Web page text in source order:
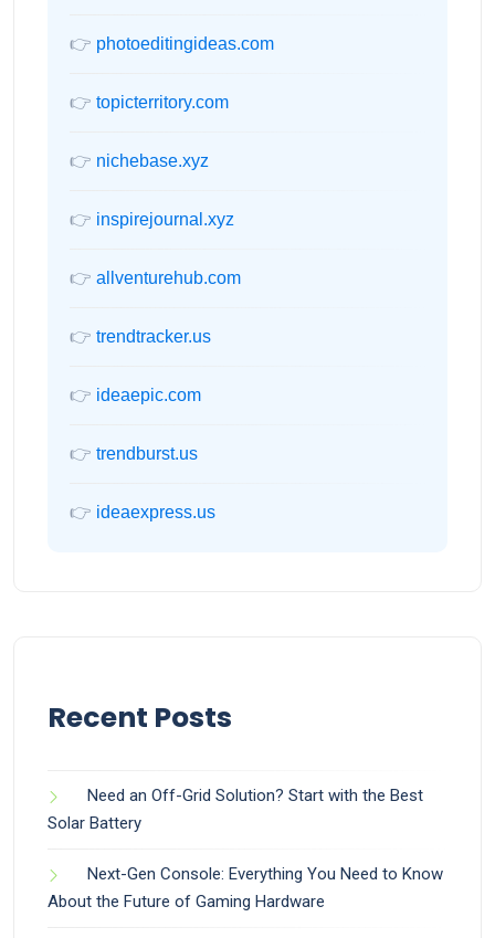
👉 photoeditingideas.com
👉 topicterritory.com
👉 nichebase.xyz
👉 inspirejournal.xyz
👉 allventurehub.com
👉 trendtracker.us
👉 ideaepic.com
👉 trendburst.us
👉 ideaexpress.us
Recent Posts
Need an Off-Grid Solution? Start with the Best
Solar Battery
Next-Gen Console: Everything You Need to Know
About the Future of Gaming Hardware